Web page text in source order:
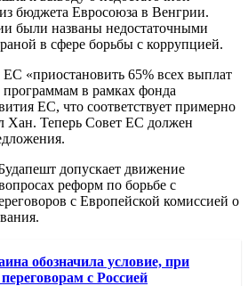
бюджета Евросоюза в Венгрии.
были названы недостаточными
в сфере борьбы с коррупцией.
«приостановить 65% всех выплат
в рамках фонда
ЕС, что соответствует примерно
Хан. Теперь Совет ЕС должен
допускает движение
реформ по борьбе с
с Европейской комиссией о
обозначила условие, при
с Россией